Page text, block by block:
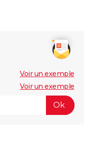
Voir un exemple
Voir un exemple